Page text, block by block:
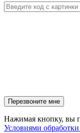
Нажимая кнопку, вы
Условиями